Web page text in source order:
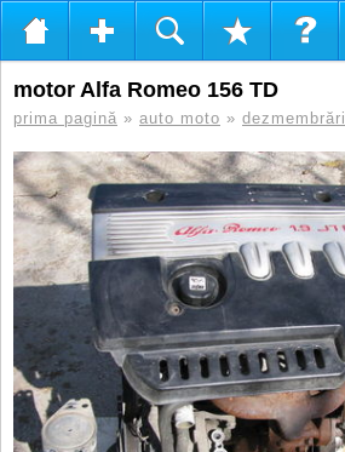
motor Alfa Romeo 156 TD
prima pagină » auto moto » dezmembrări